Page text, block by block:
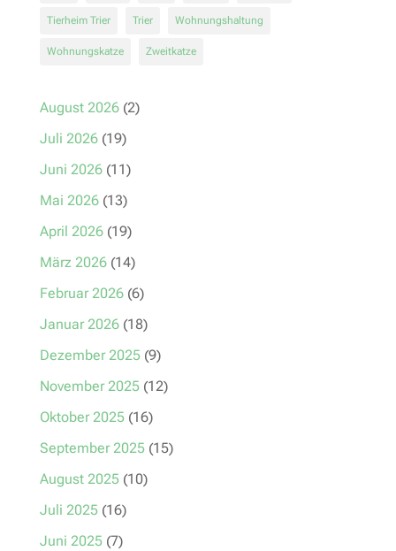
Tierheim Trier Trier Wohnungshaltung
Wohnungskatze Zweitkatze
August 2026(2)
Juli 2026(19)
Juni 2026(11)
Mai 2026(13)
April 2026(19)
März 2026(14)
Februar 2026(6)
Januar 2026(18)
Dezember 2025(9)
November 2025(12)
Oktober 2025(16)
September 2025(15)
August 2025(10)
Juli 2025(16)
Juni 2025(7)